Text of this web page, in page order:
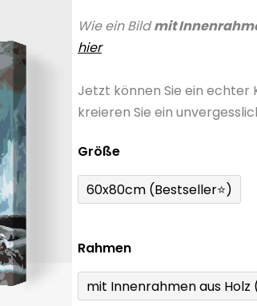
Produktbewertung
von
5
Wie ein Bildmit
hier
Jetzt können Sie ein echter
kreieren Sie ein
Größe
60x80cm (Bestseller⭐)
Rahmen
mit Innenrahmen aus